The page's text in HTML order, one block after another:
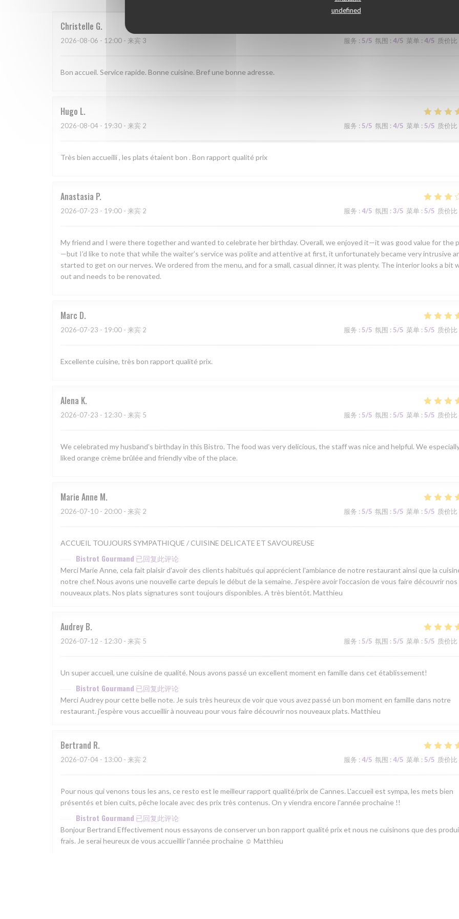
undefined
Christelle G
2026-08-06 - 12:00 - 来宾 3 服务 : 5/5 氛围 : 4/5 菜单 : 4/5 质价比
Bon accueil. Service rapide. Bonne cuisine. Bref une bonne adresse.
Hugo L
2026-08-04 - 19:30 - 来宾 2 服务 : 5/5 氛围 : 4/5 菜单 : 5/5 质价比
Très bien accueilli , les plats étaient bon . Bon rapport qualité prix
Anastasia P
2026-07-23 - 19:00 - 来宾 2 服务 : 4/5 氛围 : 3/5 菜单 : 5/5 质价比
My friend and I were there together and wanted to celebrate her birthday. Overall, we enjoyed it—it was good value for the
—but I’d like to note that while the waiter’s service was polite and attentive at first, it unfortunately became very intrusive
started to get on our nerves. We ordered from the menu, and for a small, casual dinner, it was plenty. The interior looks a bit
out and needs to be renovated.
Marc D
2026-07-23 - 19:00 - 来宾 2 服务 : 5/5 氛围 : 5/5 菜单 : 5/5 质价比
Excellente cuisine, très bon rapport qualité prix.
Alena K
2026-07-23 - 12:30 - 来宾 5 服务 : 5/5 氛围 : 5/5 菜单 : 5/5 质价比
We celebrated my husband’s birthday in this Bistro. The food was very delicious, the staff was nice and helpful. We
liked orange crème brûlée and friendly vibe of the place.
Marie Anne M
2026-07-10 - 20:00 - 来宾 2 服务 : 5/5 氛围 : 5/5 菜单 : 5/5 质价比
ACCUEIL TOUJOURS SYMPATHIQUE / CUISINE DELICATE ET SAVOUREUSE
Bistrot Gourmand 已回复此评论
Merci Marie Anne, cela fait plaisir d'avoir des clients habitués qui apprécient l'ambiance de notre restaurant ainsi que la
notre chef. Nous avons une nouvelle carte depuis le début de la semaine. J'espère avoir l'occasion de vous faire découvrir nos
nouveaux plats. Nos plats signatures sont toujours disponibles. A très bientôt. Matthieu
Audrey B
2026-07-12 - 12:30 - 来宾 5 服务 : 5/5 氛围 : 5/5 菜单 : 5/5 质价比
Un super accueil, une cuisine de qualité. Nous avons passé un excellent moment en famille dans cet établissement!
Bistrot Gourmand 已回复此评论
Merci Audrey pour cette belle note. Je suis très heureux de voir que vous avez passé un bon moment en famille dans notre
restaurant. j'espère vous accueillir à nouveau pour vous faire découvrir nos nouveaux plats. Matthieu
Bertrand R
2026-07-04 - 13:00 - 来宾 2 服务 : 4/5 氛围 : 4/5 菜单 : 5/5 质价比
Pour nous qui venons tous les ans, ce resto est le meilleur rapport qualité/prix de Cannes. L'accueil est sympa, les mets bien
présentés et bien cuits, pêche locale avec des prix très contenus. On y viendra encore l'année prochaine !!
Bistrot Gourmand 已回复此评论
Bonjour Bertrand Effectivement nous essayons de conserver un bon rapport qualité prix et nous ne cuisinons que des
frais. Je serai heureux de vous accueillir l'année prochaine ☺ Matthieu